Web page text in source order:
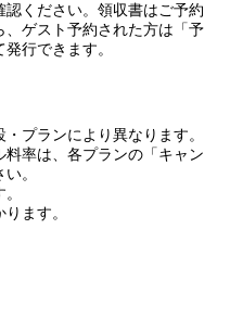
ください。領収書はご予約
ゲスト予約された方は「予
行できます。
プランにより異なります。
率は、各プランの「キャン
。
ます。